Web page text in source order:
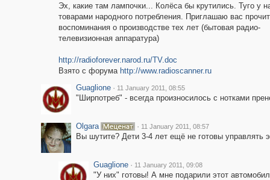
Эх, какие там лампочки... Колёса бы крутились. Туго у
товарами народного потребления. Приглашаю вас
воспоминания о производстве тех лет (бытовая радио-
телевизионная аппаратура)
http://radioforever.narod.ru/TV.doc
Взято с форума http://www.radioscanner.ru
Guaglione · 11 January 2011, 08:55
"Ширпотреб" - всегда произносилось с нотками
Olgara · 11 January 2011, 08:57
Вы шутите? Дети 3-4 лет ещё не готовы управлять
Guaglione · 11 January 2011, 09:08
"У них" готовы! А мне подарили этот